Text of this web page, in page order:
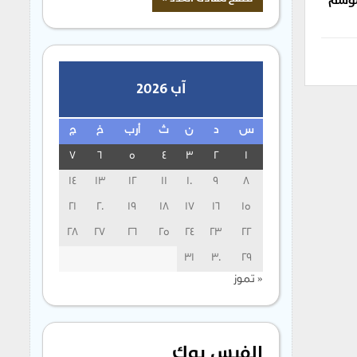
آب 2026
س د ن ث أرب خ ج
1
2
3
4
5
6
7
8
9
10
11
12
13
14
15
16
17
18
19
20
21
22
23
24
25
26
27
28
29
30
31
« تموز